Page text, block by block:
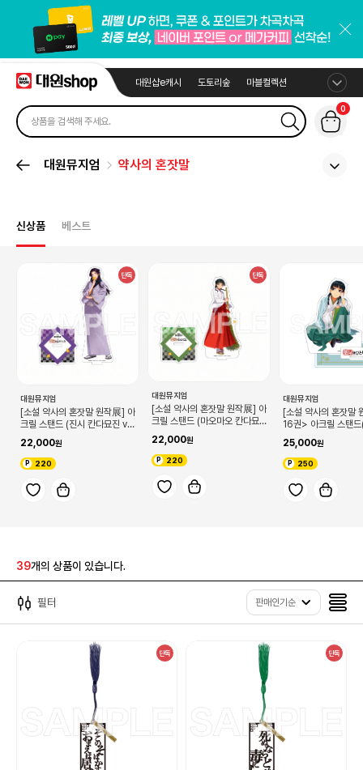
대원샵e캐시 도토리숲 마블컬렉션
0
대원뮤지엄 약사의 혼잣말
신상품 베스트
단독
대원뮤지엄
[소설 약사의 혼잣말 원작展] 아
크릴 스탠드 (진시 칸다묘진 ve
22,000
220
단독
대원뮤지엄
[소설 약사의 혼잣말 원작展] 아
크릴 스탠드 (마오마오 칸다묘
진 ver)
22,000
220
대원뮤지엄
[소설 약사의 혼잣말
16권> 아크릴 스탠
25,000
250
39개의 상품이 있습니다.
필터 판매인기순
단독 단독